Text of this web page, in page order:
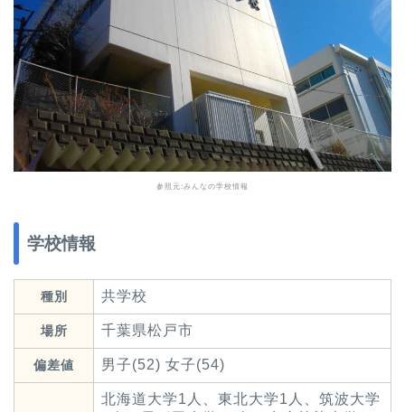
参照元:みんなの学校情報
学校情報
種別 共学校
場所 千葉県松戸市
偏差値 男子(52) 女子(54)
北海道大学1人、東北大学1人、筑波大学